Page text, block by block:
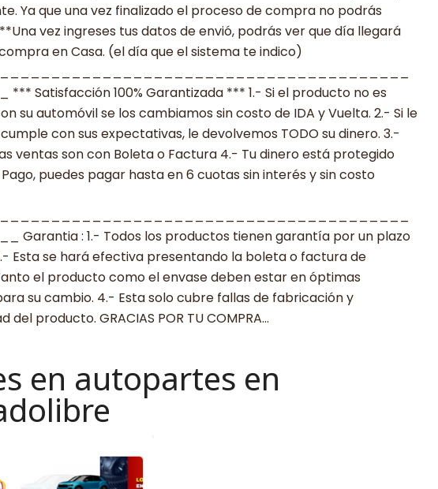
Ya que una vez finalizado el proceso de compra no podrás
vez ingreses tus datos de envió, podrás ver que día llegará
en Casa. (el día que el sistema te indico)
Satisfacción 100% Garantizada *** 1.- Si el producto no es
su automóvil se los cambiamos sin costo de IDA y Vuelta. 2.- Si le
con sus expectativas, le devolvemos TODO su dinero. 3.-
ventas son con Boleta o Factura 4.- Tu dinero está protegido
puedes pagar hasta en 6 cuotas sin interés y sin costo
Garantia : 1.- Todos los productos tienen garantía por un plazo
Esta se hará efectiva presentando la boleta o factura de
el producto como el envase deben estar en óptimas
su cambio. 4.- Esta solo cubre fallas de fabricación y
del producto. GRACIAS POR TU COMPRA…
en autopartes en